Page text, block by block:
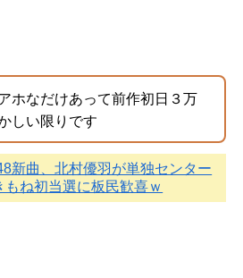
ホなだけあって前作初日３万
しい限りです
新曲、北村優羽が単独センター
ね初当選に板民歓喜ｗ